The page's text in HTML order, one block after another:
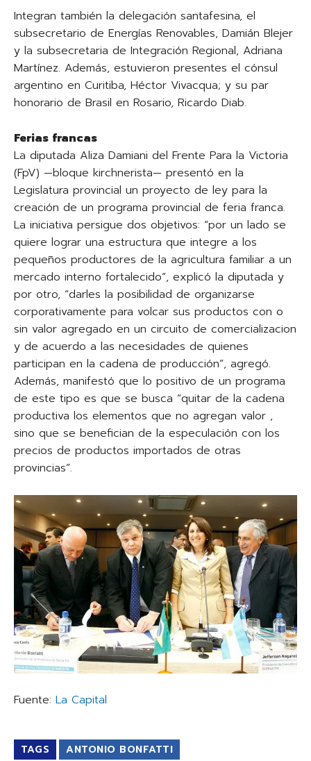
Integran también la delegación santafesina, el
subsecretario de Energías Renovables, Damián Blejer
y la subsecretaria de Integración Regional, Adriana
Martínez. Además, estuvieron presentes el cónsul
argentino en Curitiba, Héctor Vivacqua; y su par
honorario de Brasil en Rosario, Ricardo Diab.
Ferias francas
La diputada Aliza Damiani del Frente Para la Victoria
(FpV) —bloque kirchnerista— presentó en la
Legislatura provincial un proyecto de ley para la
creación de un programa provincial de feria franca.
La iniciativa persigue dos objetivos: “por un lado se
quiere lograr una estructura que integre a los
pequeños productores de la agricultura familiar a un
mercado interno fortalecido”, explicó la diputada y
por otro, “darles la posibilidad de organizarse
corporativamente para volcar sus productos con o
sin valor agregado en un circuito de comercializacion
y de acuerdo a las necesidades de quienes
participan en la cadena de producción”, agregó.
Además, manifestó que lo positivo de un programa
de este tipo es que se busca “quitar de la cadena
productiva los elementos que no agregan valor ,
sino que se benefician de la especulación con los
precios de productos importados de otras
provincias”.
Fuente: La Capital
TAGS ANTONIO BONFATTI